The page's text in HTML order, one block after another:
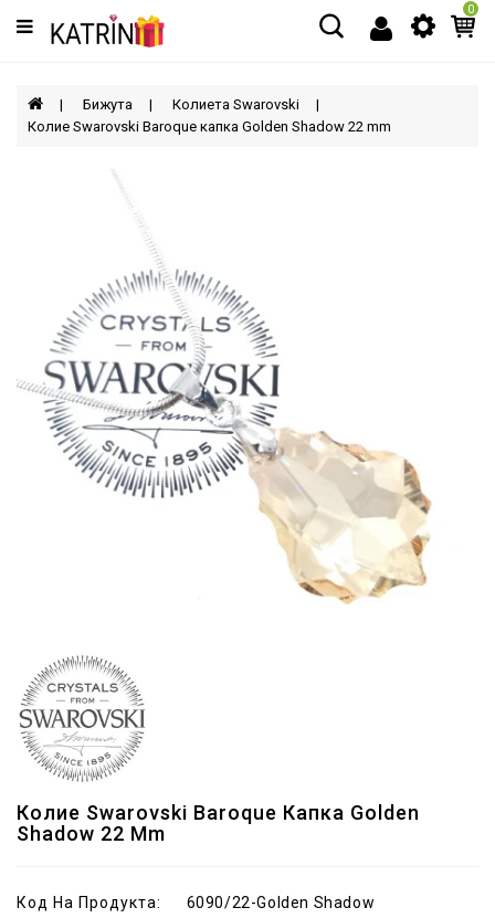
Категории
МЪЖЕ
0
Бижута
Колиета Swarovski
Колие Swarovski Baroque капка Golden Shadow 22 mm
Колие Swarovski Baroque Капка Golden
Shadow 22 Mm
Код На Продукта:
6090/22-Golden Shadow